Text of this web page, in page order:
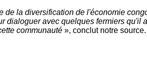
de la diversification de l'économie
dialoguer avec quelques fermiers qu'il
communauté », conclut notre source.